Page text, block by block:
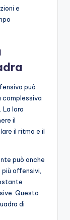
e
può
La loro
il
il ritmo e il
può anche
offensivi,
Questo
di